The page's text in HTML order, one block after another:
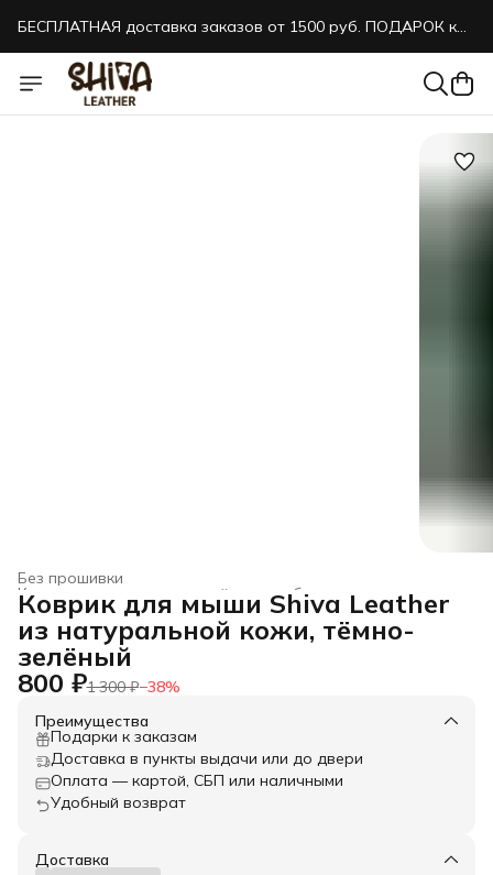
БЕСПЛАТНАЯ доставка заказов от 1500 руб. ПОДАРОК к
БЕСПЛАТНАЯ доставка заказов от 1500 руб. ПОДАРОК к
каждому заказу!
Без прошивки
Коврики для компьютерной мыши и бювары
Аксессуары ›
Товары из натуральной кожи ›
Главная ›
Коврик для мыши Shiva Leather
из натуральной кожи, тёмно-
зелёный
800 ₽1 300 ₽−38%
Преимущества
Подарки к заказам
Доставка в пункты выдачи или до двери
Оплата — картой, СБП или наличными
Удобный возврат
Доставка